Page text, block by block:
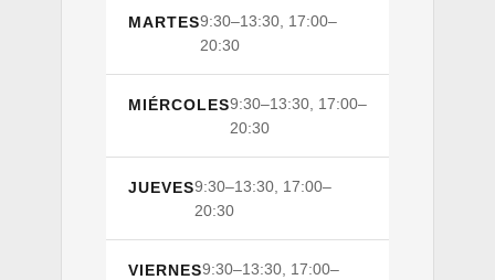
MARTES9:30–13:30, 17:00–
20:30
MIÉRCOLES9:30–13:30, 17:00–
20:30
JUEVES9:30–13:30, 17:00–
20:30
VIERNES9:30–13:30, 17:00–